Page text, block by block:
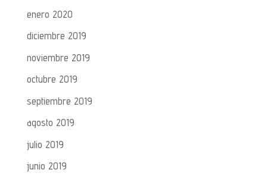
enero 2020
diciembre 2019
noviembre 2019
octubre 2019
septiembre 2019
agosto 2019
julio 2019
junio 2019